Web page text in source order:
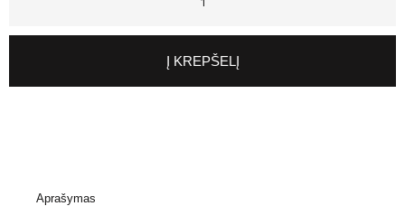
Į KREPŠELĮ
Aprašymas